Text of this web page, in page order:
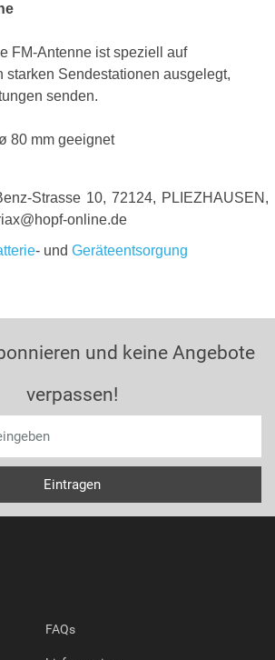
FM-Antenne ist speziell auf
starken Sendestationen ausgelegt,
senden.
80 mm geeignet
Strasse 10, 72124, PLIEZHAUSEN,
online.de
- und Geräteentsorgung
und keine Angebote
verpassen!
FAQs